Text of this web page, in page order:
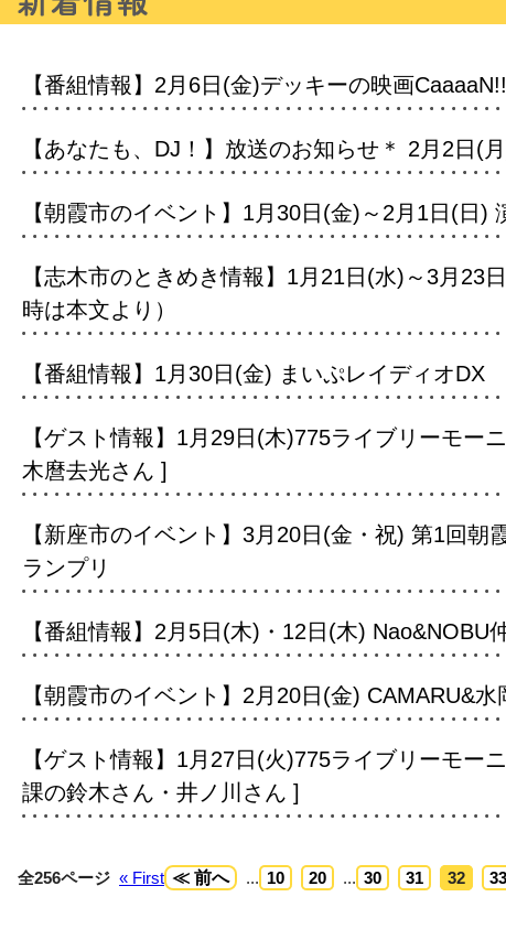
【番組情報】2月6日(金)デッキーの映画
【あなたも、DJ！】放送のお知らせ＊ 2月2日(
【朝霞市のイベント】1月30日(金)～2月1日(日)
【志木市のときめき情報】1月21日(水)～3月23
時は本文より）
【番組情報】1月30日(金) まいぷレイディオDX
【ゲスト情報】1月29日(木)775ライブリーモー
木麿去光さん ]
【新座市のイベント】3月20日(金・祝) 第1回
ランプリ
【番組情報】2月5日(木)・12日(木)
【朝霞市のイベント】2月20日(金) CAMARU&
【ゲスト情報】1月27日(火)775ライブリーモー
課の鈴木さん・井ノ川さん ]
全256ページ « First ≪ 前へ ... 10 20 ... 30 31 32 33